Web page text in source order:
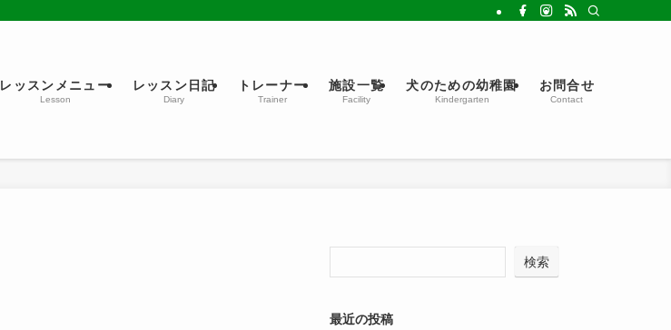
レッスンメニュー
Lesson
レッスン日記
Diary
トレーナー
Trainer
施設一覧
Facility
犬のための幼稚園
Kindergarten
お問合せ
Contact
検索
最近の投稿